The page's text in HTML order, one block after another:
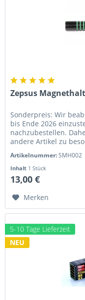
Zepsus
Sonderpreis: Wir
bis Ende 2026
nachzubestellen.
andere Artikel zu
Artikelnummer:SMH002
Inhalt 1 Stück
13,00 €
Merken
5-10 Tage Lieferzeit
NEU